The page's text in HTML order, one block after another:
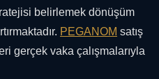
belirlemek dönüşüm
PEGANOM satış
gerçek vaka çalışmalarıyla